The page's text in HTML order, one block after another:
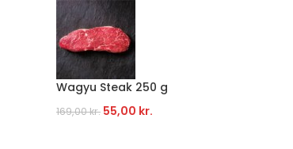
Wagyu Steak 250 g
169,00kr. 55,00 kr.